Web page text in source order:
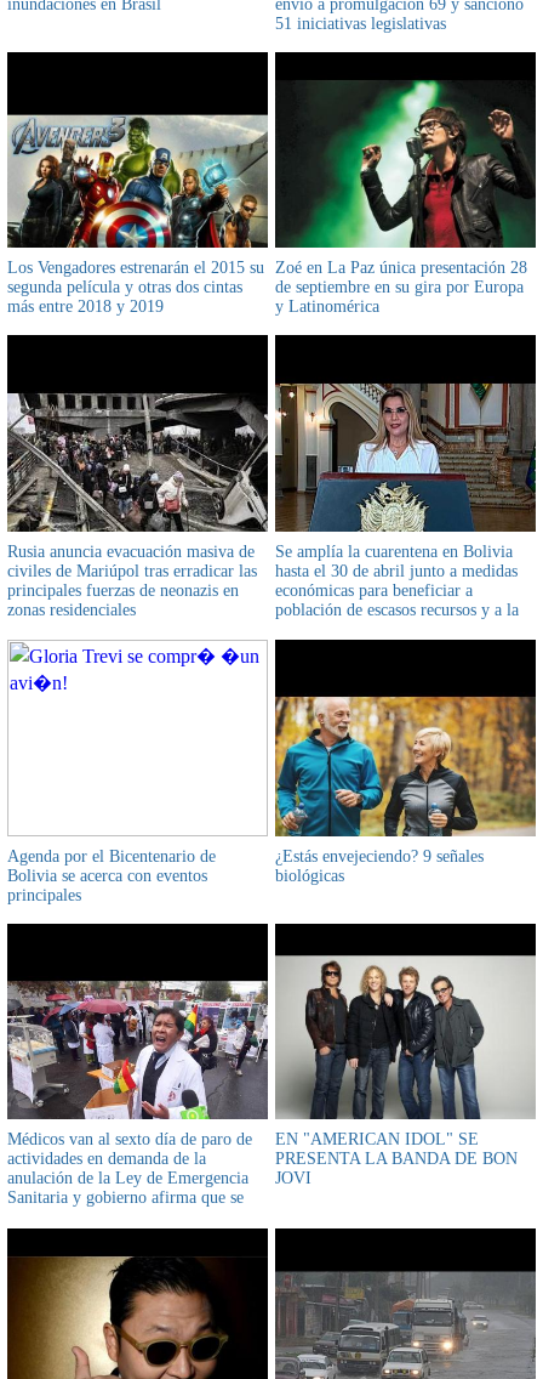
inundaciones en Brasil
envió a promulgación 69 y sancionó
51 iniciativas legislativas
Los Vengadores estrenarán el 2015 su
segunda película y otras dos cintas
más entre 2018 y 2019
Zoé en La Paz única presentación 28
de septiembre en su gira por Europa
y Latinomérica
Rusia anuncia evacuación masiva de
civiles de Mariúpol tras erradicar las
principales fuerzas de neonazis en
zonas residenciales
Se amplía la cuarentena en Bolivia
hasta el 30 de abril junto a medidas
económicas para beneficiar a
población de escasos recursos y a la
Agenda por el Bicentenario de
Bolivia se acerca con eventos
principales
¿Estás envejeciendo? 9 señales
biológicas
Médicos van al sexto día de paro de
actividades en demanda de la
anulación de la Ley de Emergencia
Sanitaria y gobierno afirma que se
EN "AMERICAN IDOL" SE
PRESENTA LA BANDA DE BON
JOVI